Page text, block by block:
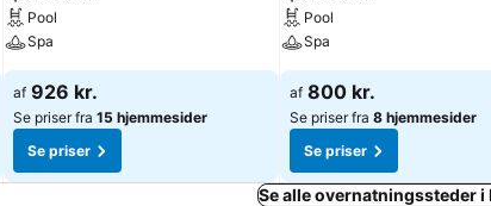
Pool
Spa
af 926 kr.
Se priser fra 15 hjemmesider
Se priser
Pool
Spa
af 800 kr.
Se priser fra 8 hjemmesider
Se priser
Se alle overnatningssteder i